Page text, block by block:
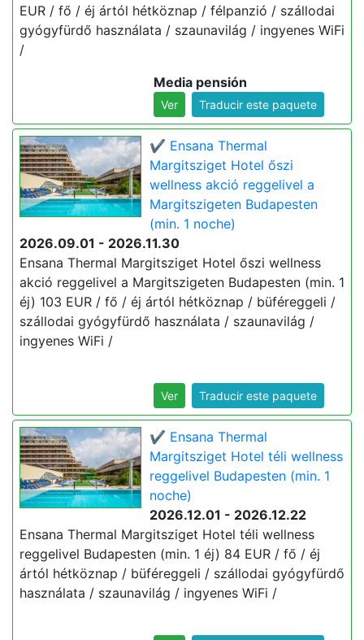
EUR / fő / éj ártól hétköznap / félpanzió / szállodai
gyógyfürdő használata / szaunavilág / ingyenes WiFi
/
Media pensión
Ver Traducir este paquete
✔️ Ensana Thermal
Margitsziget Hotel őszi
wellness akció reggelivel a
Margitszigeten Budapesten
(min. 1 noche)
2026.09.01 - 2026.11.30
Ensana Thermal Margitsziget Hotel őszi wellness
akció reggelivel a Margitszigeten Budapesten (min. 1
éj) 103 EUR / fő / éj ártól hétköznap / büféreggeli /
szállodai gyógyfürdő használata / szaunavilág /
ingyenes WiFi /
Ver Traducir este paquete
✔️ Ensana Thermal
Margitsziget Hotel téli wellness
reggelivel Budapesten (min. 1
noche)
2026.12.01 - 2026.12.22
Ensana Thermal Margitsziget Hotel téli wellness
reggelivel Budapesten (min. 1 éj) 84 EUR / fő / éj
ártól hétköznap / büféreggeli / szállodai gyógyfürdő
használata / szaunavilág / ingyenes WiFi /